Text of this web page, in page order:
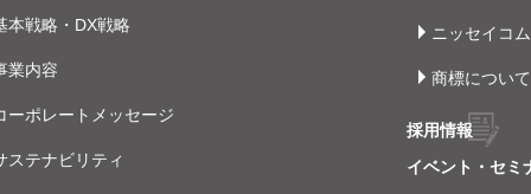
本戦略・DX戦略
業内容
ーポレートメッセージ
ステナビリティ
ニッセイコ
商標について
採用情報
イベント・セミ